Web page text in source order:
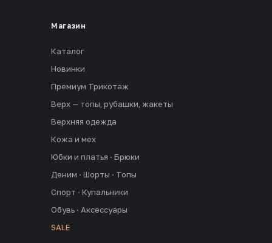
Магазин
Каталог
Новинки
Премиум Трикотаж
Верх — топы, рубашки, жакеты
Верхняя одежда
Кожа и мех
Юбки и платья · Брюки
Деним · Шорты · Топы
Спорт · Купальники
Обувь · Аксессуары
SALE